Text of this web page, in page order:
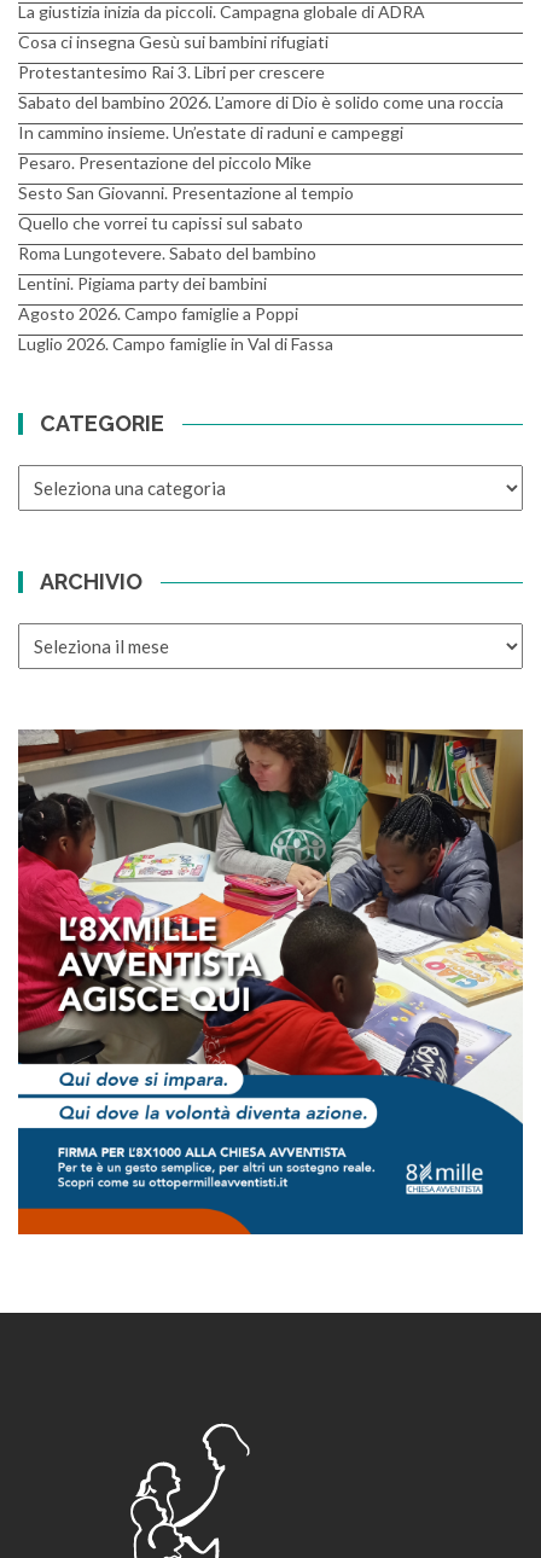
La giustizia inizia da piccoli. Campagna globale di ADRA
Cosa ci insegna Gesù sui bambini rifugiati
Protestantesimo Rai 3. Libri per crescere
Sabato del bambino 2026. L’amore di Dio è solido come una roccia
In cammino insieme. Un’estate di raduni e campeggi
Pesaro. Presentazione del piccolo Mike
Sesto San Giovanni. Presentazione al tempio
Quello che vorrei tu capissi sul sabato
Roma Lungotevere. Sabato del bambino
Lentini. Pigiama party dei bambini
Agosto 2026. Campo famiglie a Poppi
Luglio 2026. Campo famiglie in Val di Fassa
CATEGORIE
CATEGORIE
ARCHIVIO
ARCHIVIO